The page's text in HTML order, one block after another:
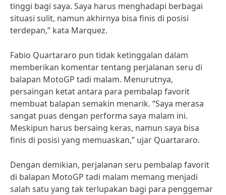
tinggi bagi saya. Saya harus menghadapi berbagai
situasi sulit, namun akhirnya bisa finis di posisi
terdepan,” kata Marquez.
Fabio Quartararo pun tidak ketinggalan dalam
memberikan komentar tentang perjalanan seru di
balapan MotoGP tadi malam. Menurutnya,
persaingan ketat antara para pembalap favorit
membuat balapan semakin menarik. “Saya merasa
sangat puas dengan performa saya malam ini.
Meskipun harus bersaing keras, namun saya bisa
finis di posisi yang memuaskan,” ujar Quartararo.
Dengan demikian, perjalanan seru pembalap favorit
di balapan MotoGP tadi malam memang menjadi
salah satu yang tak terlupakan bagi para penggemar